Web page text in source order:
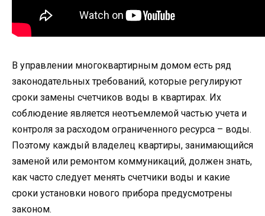
В управлении многоквартирным домом есть ряд
законодательных требований, которые регулируют
сроки замены счетчиков воды в квартирах. Их
соблюдение является неотъемлемой частью учета и
контроля за расходом ограниченного ресурса – воды.
Поэтому каждый владелец квартиры, занимающийся
заменой или ремонтом коммуникаций, должен знать,
как часто следует менять счетчики воды и какие
сроки установки нового прибора предусмотрены
законом.